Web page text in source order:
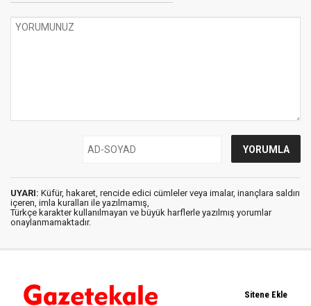
UYARI: Küfür, hakaret, rencide edici cümleler veya imalar, inançlara saldırı
içeren, imla kuralları ile yazılmamış,
Türkçe karakter kullanılmayan ve büyük harflerle yazılmış yorumlar
onaylanmamaktadır.